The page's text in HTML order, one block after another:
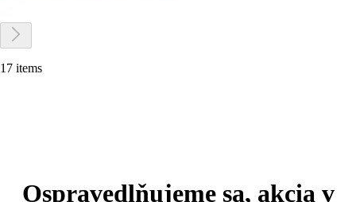
17 items
Ospravedlňujeme sa, akcia v